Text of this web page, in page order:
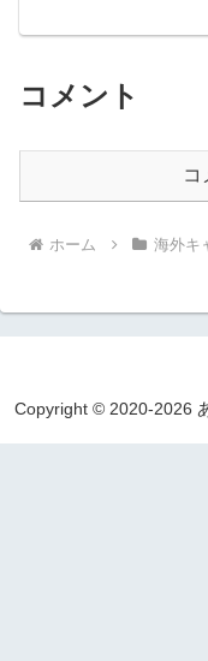
コメント
コ
ホーム 海外キ
Copyright © 2020-2026